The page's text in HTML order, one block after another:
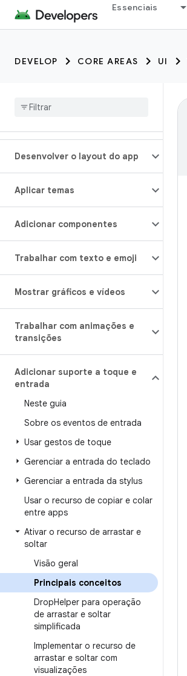
Essenciais
DEVELOP CORE AREAS UI
Desenvolver o layout do app
Aplicar temas
Adicionar componentes
Trabalhar com texto e emoji
Mostrar gráficos e vídeos
Trabalhar com animações e
transições
Adicionar suporte a toque e
entrada
Neste guia
Sobre os eventos de entrada
Usar gestos de toque
Gerenciar a entrada do teclado
Gerenciar a entrada da stylus
Usar o recurso de copiar e colar
entre apps
Ativar o recurso de arrastar e
soltar
Visão geral
Principais conceitos
DropHelper para operação
de arrastar e soltar
simplificada
Implementar o recurso de
arrastar e soltar com
visualizações